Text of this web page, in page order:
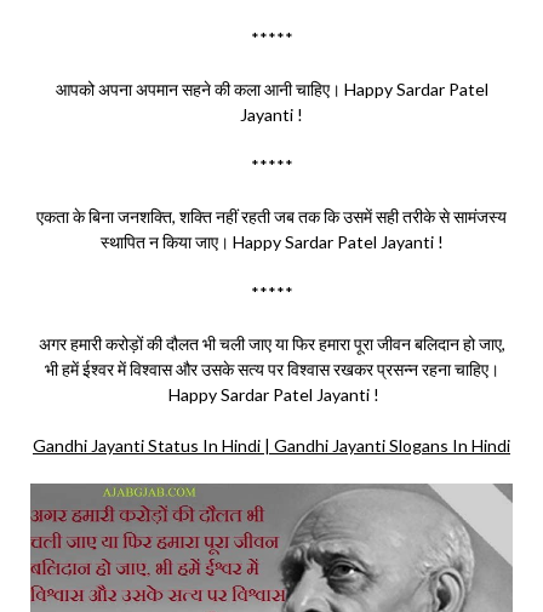
*****
आपको अपना अपमान सहने की कला आनी चाहिए। Happy Sardar Patel
Jayanti !
*****
एकता के बिना जनशक्ति, शक्ति नहीं रहती जब तक कि उसमें सही तरीके से सामंजस्य
स्थापित न किया जाए। Happy Sardar Patel Jayanti !
*****
अगर हमारी करोड़ों की दौलत भी चली जाए या फिर हमारा पूरा जीवन बलिदान हो जाए,
भी हमें ईश्वर में विश्वास और उसके सत्य पर विश्वास रखकर प्रसन्न रहना चाहिए।
Happy Sardar Patel Jayanti !
Gandhi Jayanti Status In Hindi | Gandhi Jayanti Slogans In Hindi